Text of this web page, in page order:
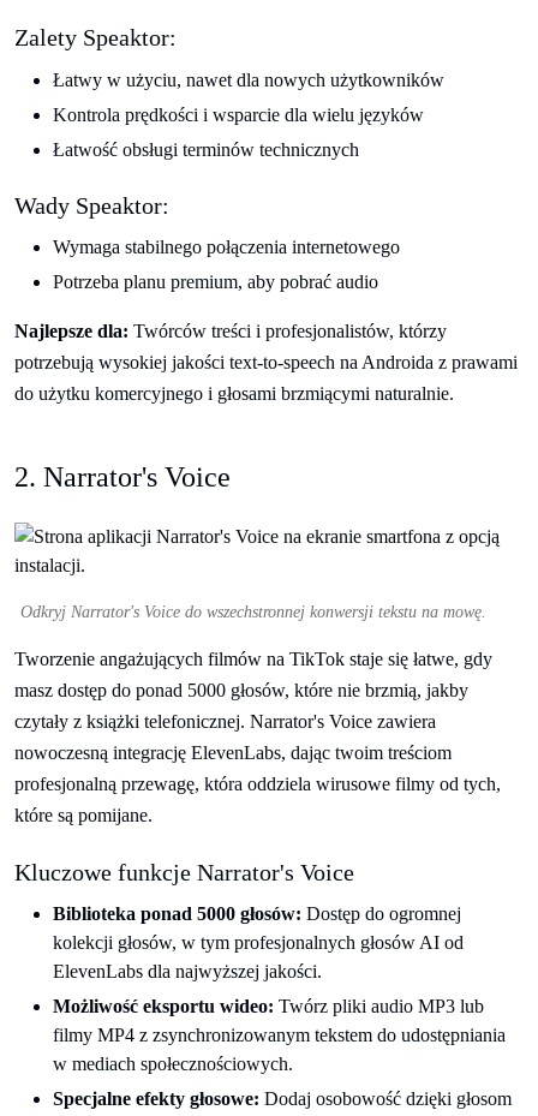
Zalety Speaktor:
Łatwy w użyciu, nawet dla nowych użytkowników
Kontrola prędkości i wsparcie dla wielu języków
Łatwość obsługi terminów technicznych
Wady Speaktor:
Wymaga stabilnego połączenia internetowego
Potrzeba planu premium, aby pobrać audio
Najlepsze dla: Twórców treści i profesjonalistów, którzy
potrzebują wysokiej jakości text-to-speech na Androida z prawami
do użytku komercyjnego i głosami brzmiącymi naturalnie.
2. Narrator's Voice
Odkryj Narrator's Voice do wszechstronnej konwersji tekstu na mowę.
Tworzenie angażujących filmów na TikTok staje się łatwe, gdy
masz dostęp do ponad 5000 głosów, które nie brzmią, jakby
czytały z książki telefonicznej. Narrator's Voice zawiera
nowoczesną integrację ElevenLabs, dając twoim treściom
profesjonalną przewagę, która oddziela wirusowe filmy od tych,
które są pomijane.
Kluczowe funkcje Narrator's Voice
Biblioteka ponad 5000 głosów: Dostęp do ogromnej
kolekcji głosów, w tym profesjonalnych głosów AI od
ElevenLabs dla najwyższej jakości.
Możliwość eksportu wideo: Twórz pliki audio MP3 lub
filmy MP4 z zsynchronizowanym tekstem do udostępniania
w mediach społecznościowych.
Specjalne efekty głosowe: Dodaj osobowość dzięki głosom